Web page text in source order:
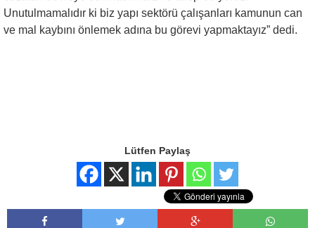
Unutulmamalıdır ki biz yapı sektörü çalışanları kamunun can
ve mal kaybını önlemek adına bu görevi yapmaktayız” dedi.
Lütfen Paylaş